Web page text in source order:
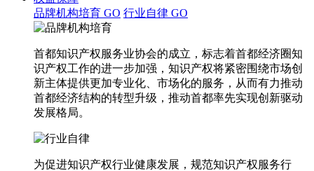
品牌机构培育 GO 行业自律 GO
首都知识产权服务业协会的成立，标志着首都经济圈知
识产权工作的进一步加强，知识产权将紧密围绕市场创
新主体提供更加专业化、市场化的服务，从而有力推动
首都经济结构的转型升级，推动首都率先实现创新驱动
发展格局。
为促进知识产权行业健康发展，规范知识产权服务行